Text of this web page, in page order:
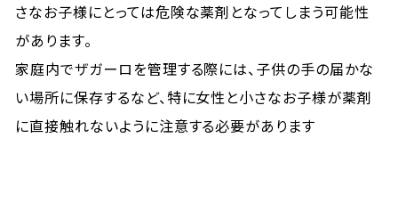
さなお子様にとっては危険な薬剤となってしまう可能性
があります。
家庭内でザガーロを管理する際には、子供の手の届かな
い場所に保存するなど、特に女性と小さなお子様が薬剤
に直接触れないように注意する必要があります